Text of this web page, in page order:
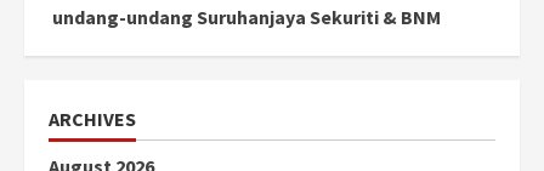
undang-undang Suruhanjaya Sekuriti & BNM
ARCHIVES